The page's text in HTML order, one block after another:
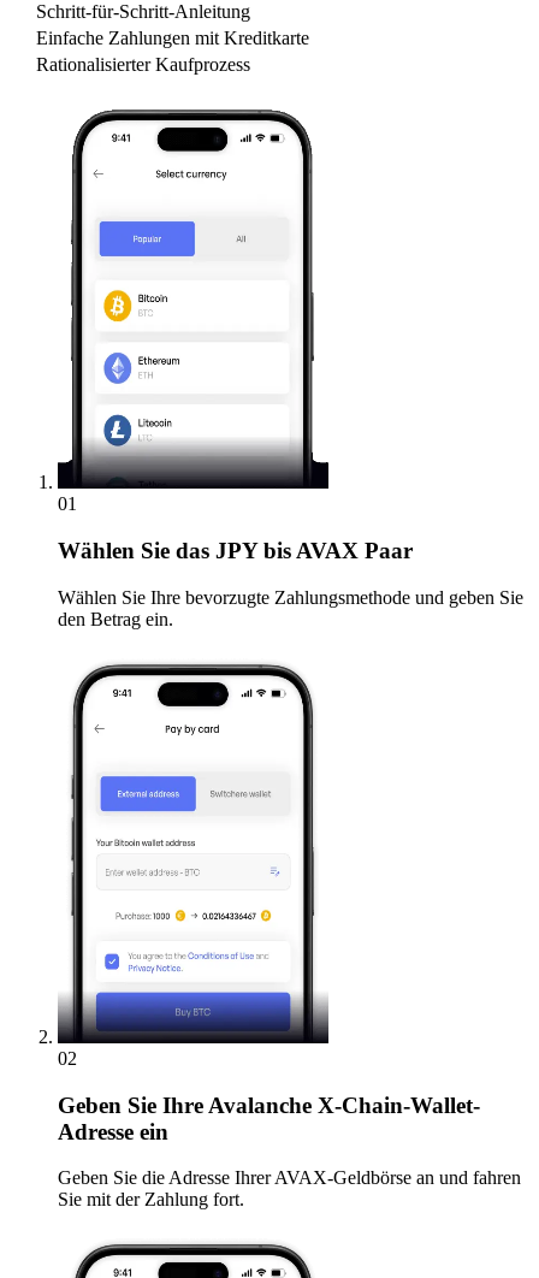
Schritt-für-Schritt-Anleitung
Einfache Zahlungen mit Kreditkarte
Rationalisierter Kaufprozess
01
Wählen Sie das JPY bis AVAX Paar
Wählen Sie Ihre bevorzugte Zahlungsmethode und geben Sie
den Betrag ein.
02
Geben Sie Ihre Avalanche X-Chain-Wallet-
Adresse ein
Geben Sie die Adresse Ihrer AVAX-Geldbörse an und fahren
Sie mit der Zahlung fort.